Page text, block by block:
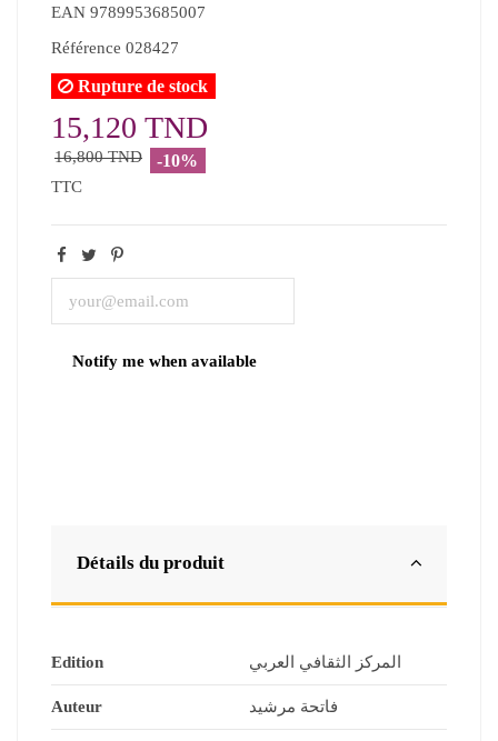
EAN 9789953685007
Référence 028427
Rupture de stock
15,120 TND
16,800 TND -10%
TTC
Détails du produit
Edition المركز الثقافي العربي
Auteur فاتحة مرشيد